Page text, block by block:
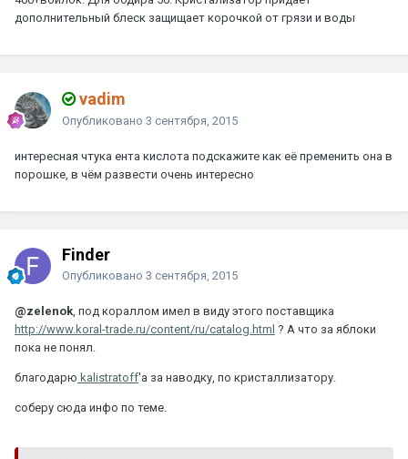
дополнительный блеск защищает корочкой от грязи и воды
vadim
Опубликовано 3 сентября, 2015
интересная чтука ента кислота подскажите как её пременить она в
порошке, в чём развести очень интересно
Finder
Опубликовано 3 сентября, 2015
@zelenok , под кораллом имел в виду этого поставщика
http://www.koral-trade.ru/content/ru/catalog.html ? А что за яблоки
пока не понял.
благодарю kalistratoff'а за наводку, по кристаллизатору.
соберу сюда инфо по теме.